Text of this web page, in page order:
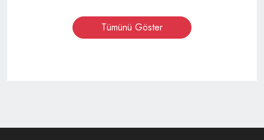
Tümünü Göster